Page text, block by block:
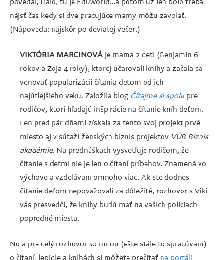
nájsť čas kedy si dve pracujúce mamy môžu zavolať.
(Nápoveda: najskôr po deviatej večer.)
VIKTÓRIA MARCINOVÁ je mama 2 detí (Benjamín 6
rokov a Zoja 4 roky), ktorej učarovali knihy a začala sa
venovať popularizácii čítania deťom od ich
najútlejšieho veku. Založila blog Čítajme si spolu pre
rodičov, ktorí hľadajú inšpirácie na čítanie kníh deťom.
Len pred pár dňami získala za tento svoj projekt prvé
miesto aj v súťaži ženských biznis projektov VÚB Biznis
akadémie. Na prednáškach vysvetľuje rodičom, že
čítanie s deťmi nie je len o čítaní príbehov. Znamená vo
výchove a vzdelávaní omnoho viac. Ak ste dodnes
čítanie deťom nepovažovali za dôležité, rozhovor s Viki
vás presvedčí, že knihy budú mať na vašich policiach
popredné miesta.
No a pre celý rozhovor so mnou (ešte stále to spracúvam)
o čítaní, lepidle a knihách si môžete prečítať na portáli